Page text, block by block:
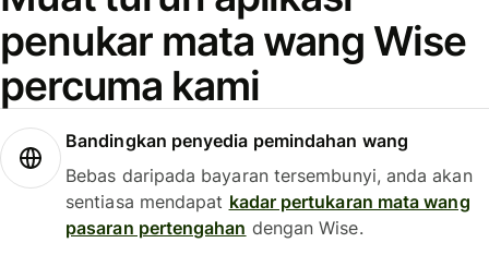
penukar mata wang Wise
percuma kami
Bandingkan penyedia pemindahan wang
Bebas daripada bayaran tersembunyi, anda akan
sentiasa mendapat kadar pertukaran mata wang
pasaran pertengahan dengan Wise.